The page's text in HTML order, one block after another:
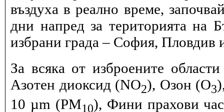
въздуха в реално време,
дни напред за територията на
избрани града – София, Пловдив
За всяка от изброените
Азотен диоксид (NO2), Озон (O3
10 µm (PM10), Фини прахови